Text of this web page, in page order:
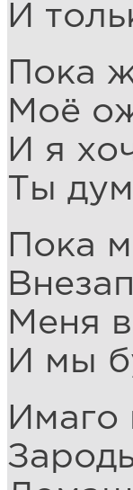
И
Пока
Моё
И я
Ты
Пока
Меня
И мы
Имаго